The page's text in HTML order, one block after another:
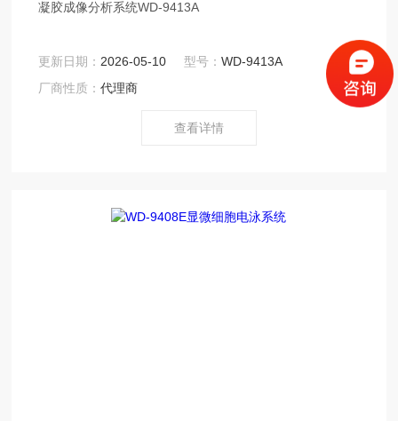
凝胶成像分析系统WD-9413A
更新日期： 2026-05-10 型号：WD-9413A
厂商性质：代理商
查看详情